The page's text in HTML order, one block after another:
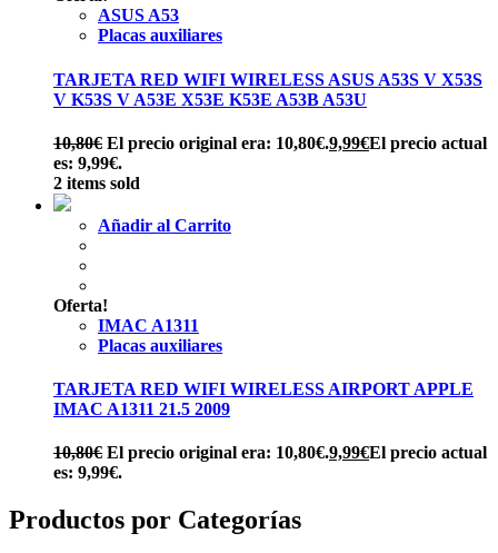
ASUS A53
Placas auxiliares
TARJETA RED WIFI WIRELESS ASUS A53S V X53S
V K53S V A53E X53E K53E A53B A53U
10,80€ El precio original era: 10,80€.9,99€El precio actual
es: 9,99€.
2 items sold
Añadir al Carrito
Oferta!
IMAC A1311
Placas auxiliares
TARJETA RED WIFI WIRELESS AIRPORT APPLE
IMAC A1311 21.5 2009
10,80€ El precio original era: 10,80€.9,99€El precio actual
es: 9,99€.
Productos por Categorías